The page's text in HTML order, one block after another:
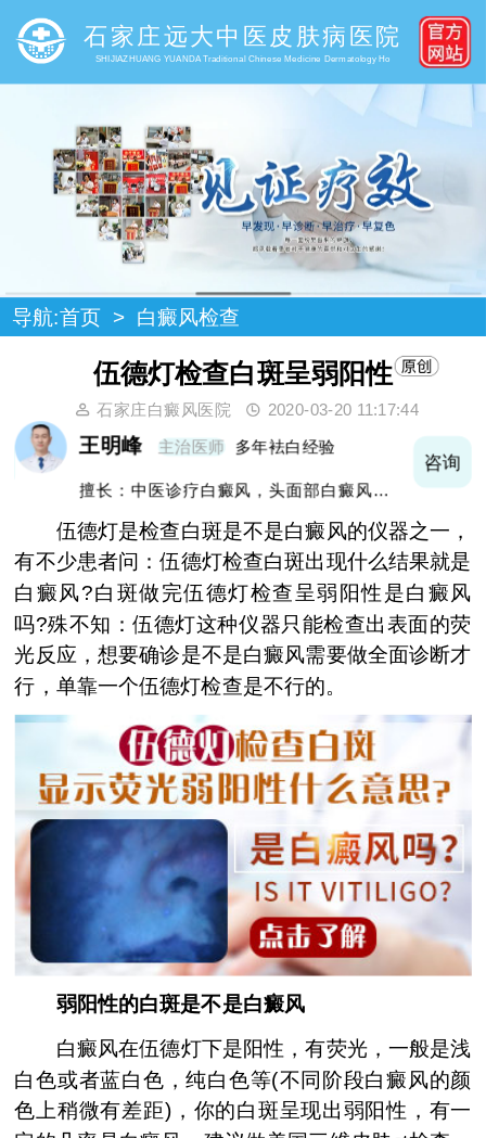
石家庄远大中医皮肤病医院
SHIJIAZHUANG YUANDA Traditional Chinese Medicine Dermatology Ho
导航:首页 > 白癜风检查
伍德灯检查白斑呈弱阳性
石家庄白癜风医院 2020-03-20 11:17:44
王明峰 主治医师 多年袪白经验
擅长：中医诊疗白癜风，头面部白癜风，青
咨询
伍德灯是检查白斑是不是白癜风的仪器之一，
有不少患者问：伍德灯检查白斑出现什么结果就是
白癜风?白斑做完伍德灯检查呈弱阳性是白癜风
吗?殊不知：伍德灯这种仪器只能检查出表面的荧
光反应，想要确诊是不是白癜风需要做全面诊断才
行，单靠一个伍德灯检查是不行的。
弱阳性的白斑是不是白癜风
白癜风在伍德灯下是阳性，有荧光，一般是浅
白色或者蓝白色，纯白色等(不同阶段白癜风的颜
色上稍微有差距)，你的白斑呈现出弱阳性，有一